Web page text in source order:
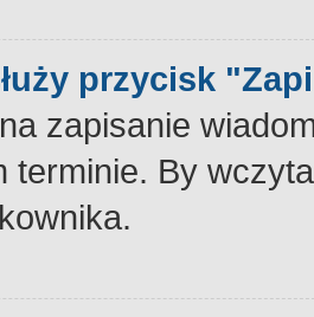
przycisk
zapisanie
terminie. By